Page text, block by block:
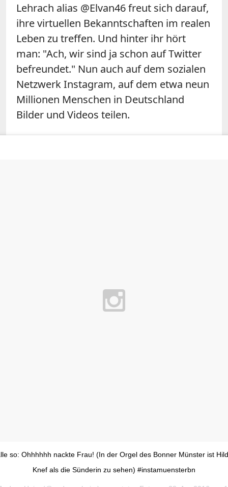
Lehrach alias @Elvan46 freut sich darauf,
ihre virtuellen Bekanntschaften im realen
Leben zu treffen. Und hinter ihr hört
man: "Ach, wir sind ja schon auf Twitter
befreundet." Nun auch auf dem sozialen
Netzwerk Instagram, auf dem etwa neun
Millionen Menschen in Deutschland
Bilder und Videos teilen.
so: Ohhhhhh nackte Frau! (In der Orgel des Bonner Münster ist
Knef als die Sünderin zu sehen) #instamuensterbn